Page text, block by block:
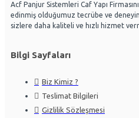
Acf Panjur Sistemleri Caf Yapı
edinmiş olduğumuz tecrübe ve
sizlere daha kaliteli ve hızlı hizmet
Bilgi Sayfaları
Biz Kimiz ?
Teslimat Bilgileri
Gizlilik Sözleşmesi